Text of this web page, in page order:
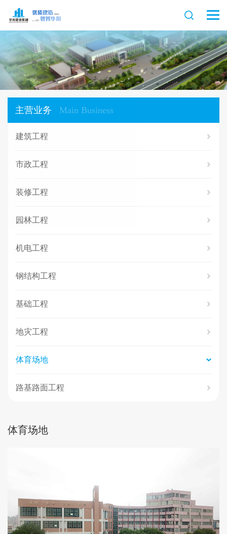
主营业务 Main Business
建筑工程
市政工程
装修工程
园林工程
机电工程
钢结构工程
基础工程
地灾工程
体育场地
路基路面工程
体育场地